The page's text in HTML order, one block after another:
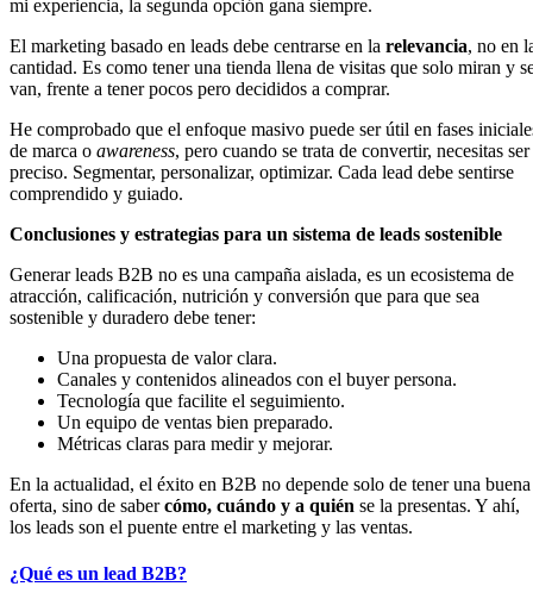
mi experiencia, la segunda opción gana siempre.
El marketing basado en leads debe centrarse en la relevancia, no en
cantidad. Es como tener una tienda llena de visitas que solo miran y
van, frente a tener pocos pero decididos a comprar.
He comprobado que el enfoque masivo puede ser útil en fases
de marca o awareness, pero cuando se trata de convertir, necesitas ser
preciso. Segmentar, personalizar, optimizar. Cada lead debe sentirse
comprendido y guiado.
Conclusiones y estrategias para un sistema de leads sostenible
Generar leads B2B no es una campaña aislada, es un ecosistema de
atracción, calificación, nutrición y conversión que para que sea
sostenible y duradero debe tener:
Una propuesta de valor clara.
Canales y contenidos alineados con el buyer persona.
Tecnología que facilite el seguimiento.
Un equipo de ventas bien preparado.
Métricas claras para medir y mejorar.
En la actualidad, el éxito en B2B no depende solo de tener una buena
oferta, sino de sabercómo, cuándo y a quién se la presentas. Y ahí,
los leads son el puente entre el marketing y las ventas.
¿Qué es un lead B2B?